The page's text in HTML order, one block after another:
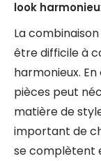
look
La
être difficile à
harmonieux.
pièces peut
matière de
important de
se complètent